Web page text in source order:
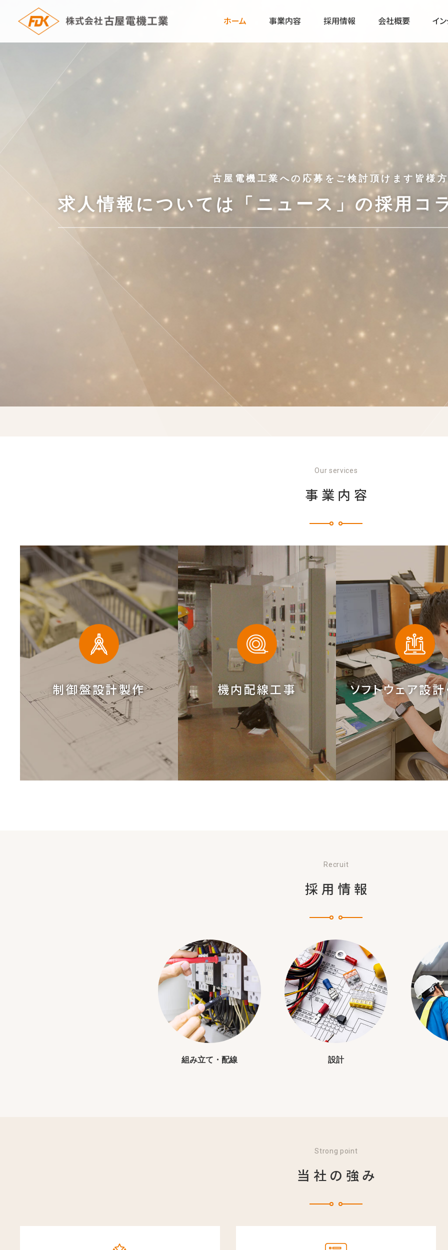
ホーム 事業内容 採用情報 会社概要 イ
成長著しい期
古屋電機工業への応募をご検討頂けます皆様
求人情報については「ニュース」の採用コ
Our services
事業内容
制御盤設計製作 機内配線工事 ソフトウェア設
Recruit
採用情報
組み立て・配線 設計
Strong point
当社の強み